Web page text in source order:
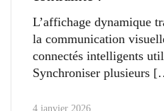
L’affichage dynamique
la communication
connectés intelligents
Synchroniser plusieurs
4 janvier 2026